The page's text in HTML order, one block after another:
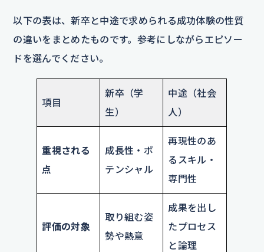
以下の表は、新卒と中途で求められる成功体験の性質
の違いをまとめたものです。参考にしながらエピソー
ドを選んでください。
項目
新卒（学
生）
中途（社会
人）
重視される
点
成長性・ポ
テンシャル
再現性のあ
るスキル・
専門性
評価の対象
取り組む姿
勢や熱意
成果を出し
たプロセス
と論理